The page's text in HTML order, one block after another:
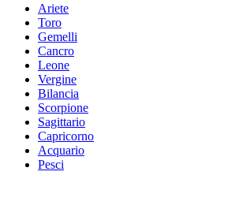
Ariete
Toro
Gemelli
Cancro
Leone
Vergine
Bilancia
Scorpione
Sagittario
Capricorno
Acquario
Pesci